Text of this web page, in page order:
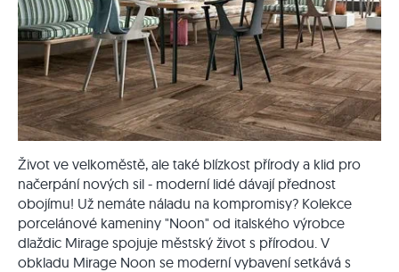
Život ve velkoměstě, ale také blízkost přírody a klid pro
načerpání nových sil - moderní lidé dávají přednost
obojímu! Už nemáte náladu na kompromisy? Kolekce
porcelánové kameniny "Noon" od italského výrobce
dlaždic Mirage spojuje městský život s přírodou. V
obkladu Mirage Noon se moderní vybavení setkává s